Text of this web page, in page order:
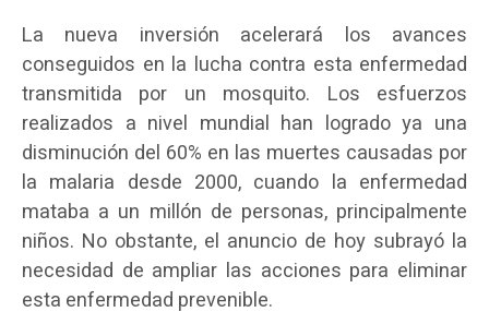
La nueva inversión acelerará los avances
conseguidos en la lucha contra esta enfermedad
transmitida por un mosquito. Los esfuerzos
realizados a nivel mundial han logrado ya una
disminución del 60% en las muertes causadas por
la malaria desde 2000, cuando la enfermedad
mataba a un millón de personas, principalmente
niños. No obstante, el anuncio de hoy subrayó la
necesidad de ampliar las acciones para eliminar
esta enfermedad prevenible.